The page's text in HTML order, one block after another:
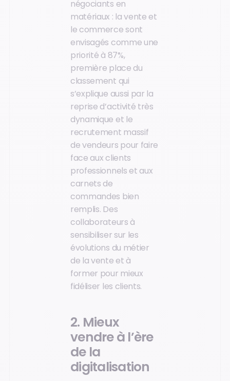
négociants en
matériaux : la vente et
le commerce sont
envisagés comme une
priorité à 87%,
première place du
classement qui
s’explique aussi par la
reprise d’activité très
dynamique et le
recrutement massif
de vendeurs pour faire
face aux clients
professionnels et aux
carnets de
commandes bien
remplis. Des
collaborateurs à
sensibiliser sur les
évolutions du métier
de la vente et à
former pour mieux
fidéliser les clients.
2. Mieux
vendre à l’ère
de la
digitalisation